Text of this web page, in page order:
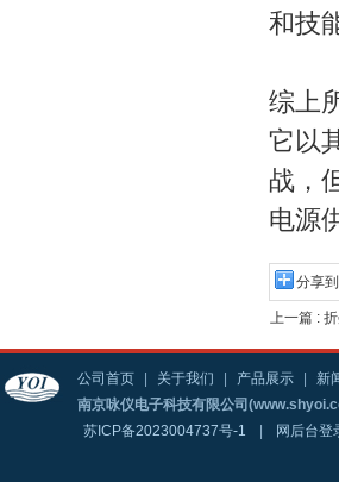
和技
综上
它以
战，
电源
分享到
上一篇 :
公司首页 关于我们 产品展示 新
南京咏仪电子科技有限公司
苏ICP备2023004737号-1
网后台登